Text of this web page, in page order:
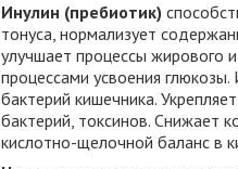
Инулин (пребиотик)
тонуса, нормализует
улучшает процессы жирового
процессами усвоения
бактерий кишечника.
бактерий, токсинов. Снижает
кислотно-щелочной баланс в